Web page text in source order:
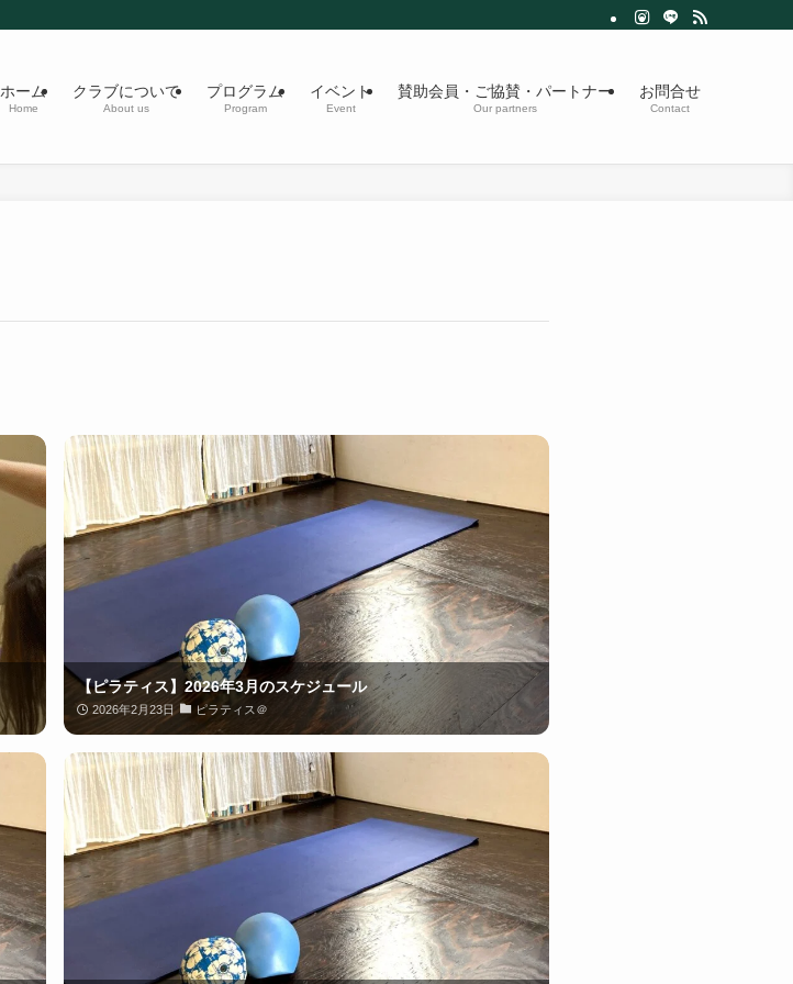
ホーム
Home
クラブについて
About us
プログラム
Program
イベント
Event
賛助会員・ご協賛・パートナー
Our partners
お問合せ
Contact
【ピラティス】2026年3月のスケジュール
2026年2月23日 ピラティス＠